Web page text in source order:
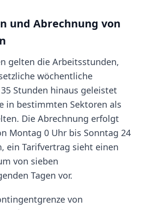
und Abrechnung von
gelten die Arbeitsstunden,
wöchentliche
Stunden hinaus geleistet
in bestimmten Sektoren als
Die Abrechnung erfolgt
Montag 0 Uhr bis Sonntag 24
ein Tarifvertrag sieht einen
von sieben
Tagen vor.
von